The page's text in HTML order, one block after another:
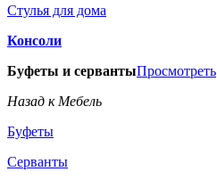
Стулья для дома
Консоли
Буфеты и сервантыПросмотреть
Назад к Мебель
Буфеты
Серванты